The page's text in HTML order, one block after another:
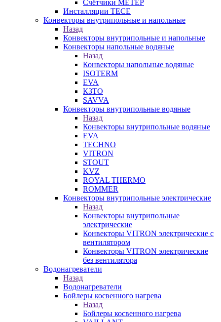
Счётчики МЕТЕР
Инсталляции TECE
Конвекторы внутрипольные и напольные
Назад
Конвекторы внутрипольные и напольные
Конвекторы напольные водяные
Назад
Конвекторы напольные водяные
ISOTERM
EVA
КЗТО
SAVVA
Конвекторы внутрипольные водяные
Назад
Конвекторы внутрипольные водяные
EVA
TECHNO
VITRON
STOUT
KVZ
ROYAL THERMO
ROMMER
Конвекторы внутрипольные электрические
Назад
Конвекторы внутрипольные
электрические
Конвекторы VITRON электрические с
вентилятором
Конвекторы VITRON электрические
без вентилятора
Водонагреватели
Назад
Водонагреватели
Бойлеры косвенного нагрева
Назад
Бойлеры косвенного нагрева